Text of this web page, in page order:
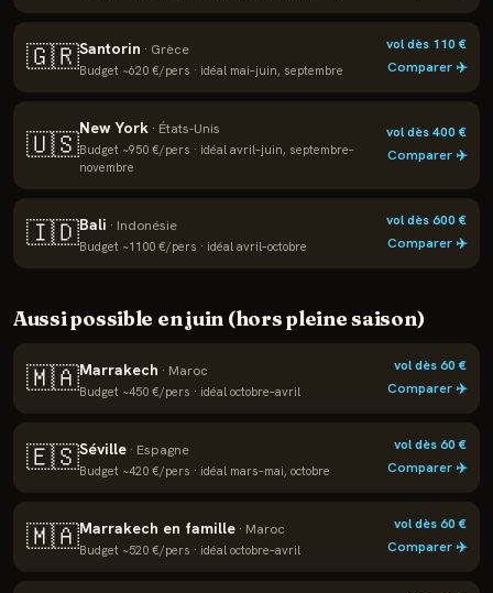
🇬🇷Santorin · Grèce
Budget ~620 €/pers · idéal mai–juin, septembre
vol dès 110€
Comparer ✈️
🇺🇸New York · États-Unis
Budget ~950 €/pers · idéal avril–juin, septembre–
novembre
vol dès400€
Comparer ✈️
🇮🇩Bali · Indonésie
Budget ~1100 €/pers · idéal avril–octobre
vol dès600€
Comparer ✈️
Aussi possible enjuin (hors pleine saison)
🇲🇦Marrakech · Maroc
Budget ~450 €/pers · idéal octobre–avril
vol dès60€
Comparer ✈️
🇪🇸Séville · Espagne
Budget ~420 €/pers · idéal mars–mai, octobre
vol dès60€
Comparer ✈️
🇲🇦Marrakech en famille · Maroc
Budget ~520 €/pers · idéal octobre–avril
vol dès60€
Comparer ✈️